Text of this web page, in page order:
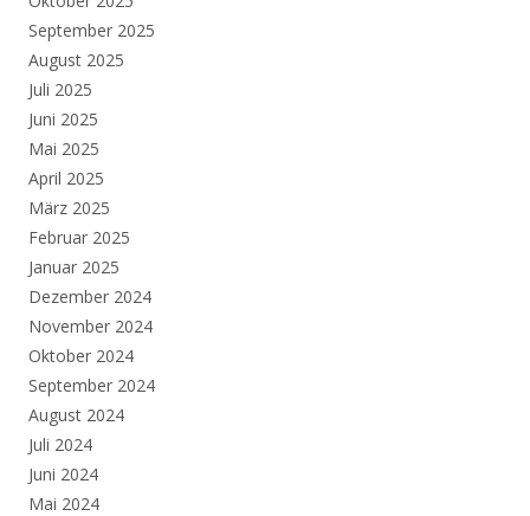
September 2025
August 2025
Juli 2025
Juni 2025
Mai 2025
April 2025
März 2025
Februar 2025
Januar 2025
Dezember 2024
November 2024
Oktober 2024
September 2024
August 2024
Juli 2024
Juni 2024
Mai 2024